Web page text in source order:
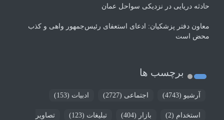
حادثه دریایی در نزدیکی سواحل عمان
معاون دفتر پزشکیان: ادعای استعفای رئیس‌جمهور واهی و کذب
محض است
برچسب ها
آرشیو (4743) اجتماعی (2727) ادبیات (153)
استخدام (2) بازار (404) تبلیغات (123) تصاویر